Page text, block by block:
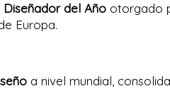
Diseñador del Año otorgado
Europa.
a nivel mundial,